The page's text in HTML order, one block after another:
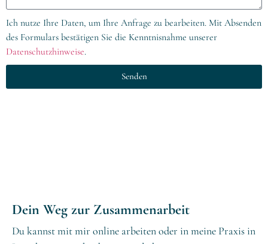
Ich nutze Ihre Daten, um Ihre Anfrage zu bearbeiten. Mit Absenden
des Formulars bestätigen Sie die Kenntnisnahme unserer
Datenschutzhinweise.
Senden
Dein Weg zur Zusammenarbeit
Du kannst mit mir online arbeiten oder in meine Praxis in